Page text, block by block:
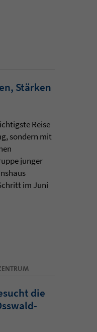
Stärken
Reise
sondern mit
junger
im Juni
die